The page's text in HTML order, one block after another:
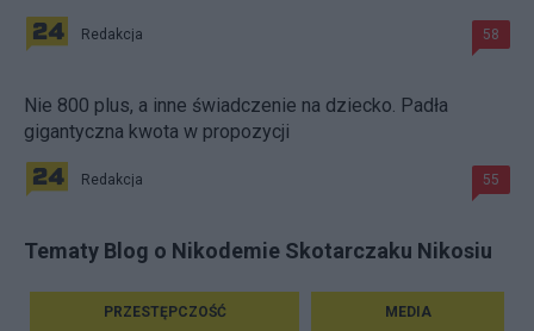
Redakcja 58
Nie 800 plus, a inne świadczenie na dziecko. Padła
gigantyczna kwota w propozycji
Redakcja 55
Tematy Blog o Nikodemie Skotarczaku Nikosiu
PRZESTĘPCZOŚĆ MEDIA